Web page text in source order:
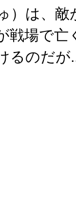
）は、
戦場で
るのだが